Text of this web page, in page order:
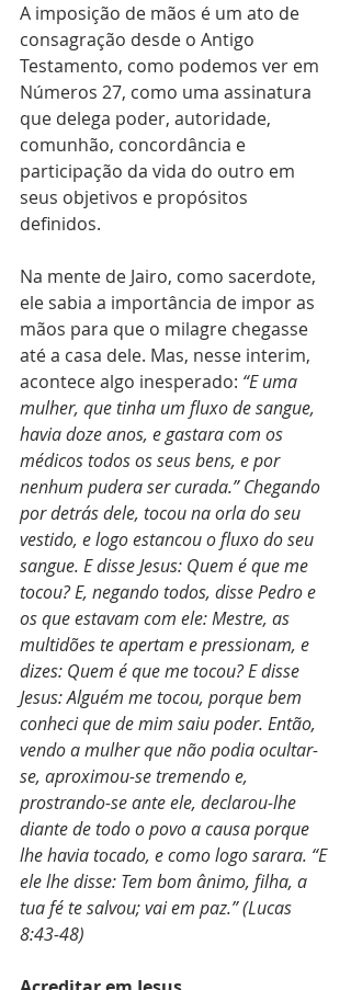
A imposição de mãos é um ato de
consagração desde o Antigo
Testamento, como podemos ver em
Números 27, como uma assinatura
que delega poder, autoridade,
comunhão, concordância e
participação da vida do outro em
seus objetivos e propósitos
definidos.
Na mente de Jairo, como sacerdote,
ele sabia a importância de impor as
mãos para que o milagre chegasse
até a casa dele. Mas, nesse interim,
acontece algo inesperado: “E uma
mulher, que tinha um fluxo de sangue,
havia doze anos, e gastara com os
médicos todos os seus bens, e por
nenhum pudera ser curada.” Chegando
por detrás dele, tocou na orla do seu
vestido, e logo estancou o fluxo do seu
sangue. E disse Jesus: Quem é que me
tocou? E, negando todos, disse Pedro e
os que estavam com ele: Mestre, as
multidões te apertam e pressionam, e
dizes: Quem é que me tocou? E disse
Jesus: Alguém me tocou, porque bem
conheci que de mim saiu poder. Então,
vendo a mulher que não podia ocultar-
se, aproximou-se tremendo e,
prostrando-se ante ele, declarou-lhe
diante de todo o povo a causa porque
lhe havia tocado, e como logo sarara. “E
ele lhe disse: Tem bom ânimo, filha, a
tua fé te salvou; vai em paz.” (Lucas
8:43-48)